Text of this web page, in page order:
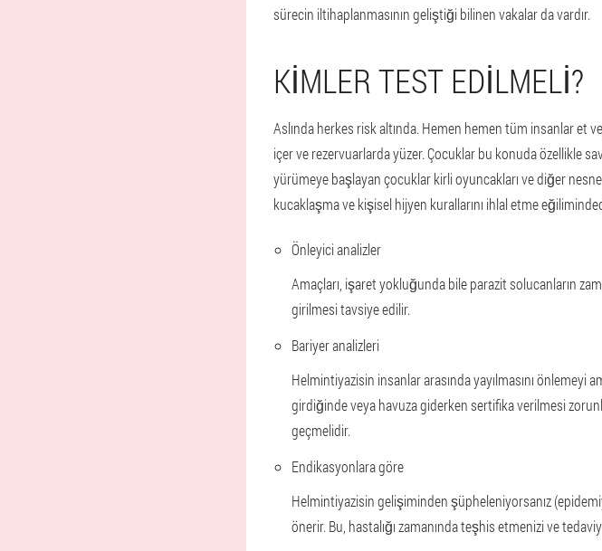
sürecin iltihaplanmasının geliştiği bilinen vakalar da vardır.
KIMLER TEST EDILMELI?
Aslında herkes risk altında. Hemen hemen tüm insanlar et
içer ve rezervuarlarda yüzer. Çocuklar bu konuda özellikle
yürümeye başlayan çocuklar kirli oyuncakları ve diğer
kucaklaşma ve kişisel hijyen kurallarını ihlal etme
Önleyici analizler
Amaçları, işaret yokluğunda bile parazit solucanların
girilmesi tavsiye edilir.
Bariyer analizleri
Helmintiyazisin insanlar arasında yayılmasını
girdiğinde veya havuza giderken sertifika verilmesi
geçmelidir.
Endikasyonlara göre
Helmintiyazisin gelişiminden şüpheleniyorsanız
önerir. Bu, hastalığı zamanında teşhis etmenizi ve